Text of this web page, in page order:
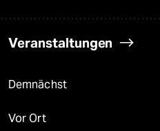
Veranstaltungen
Demnächst
Vor Ort